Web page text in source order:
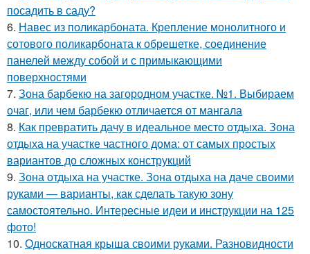
посадить в саду?
6. Навес из поликарбоната. Крепление монолитного и
сотового поликарбоната к обрешетке, соединение
панелей между собой и с примыкающими
поверхностями
7. Зона барбекю на загородном участке. №1. Выбираем
очаг, или чем барбекю отличается от мангала
8. Как превратить дачу в идеальное место отдыха. Зона
отдыха на участке частного дома: от самых простых
вариантов до сложных конструкций
9. Зона отдыха на участке. Зона отдыха на даче своими
руками — варианты, как сделать такую зону
самостоятельно. Интересные идеи и инструкции на 125
фото!
10. Односкатная крыша своими руками. Разновидности